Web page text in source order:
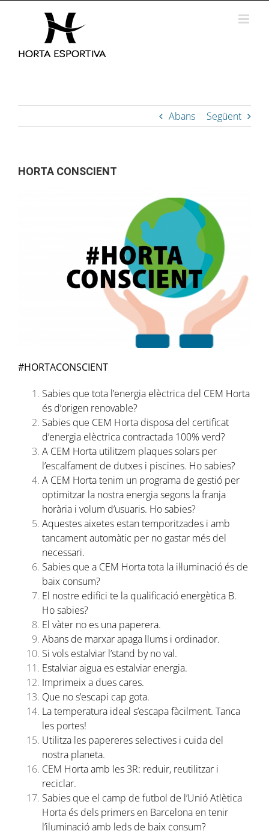
Abans Següent
HORTA CONSCIENT
#HORTACONSCIENT
Sabies que tota l’energia elèctrica del CEM Horta
és d’origen renovable?
Sabies que CEM Horta disposa del certificat
d’energia elèctrica contractada 100% verd?
A CEM Horta utilitzem plaques solars per
l’escalfament de dutxes i piscines. Ho sabies?
A CEM Horta tenim un programa de gestió per
optimitzar la nostra energia segons la franja
horària i volum d’usuaris. Ho sabies?
Aquestes aixetes estan temporitzades i amb
tancament automàtic per no gastar més del
necessari.
Sabies que a CEM Horta tota la il·luminació és de
baix consum?
El nostre edifici te la qualificació energètica B.
Ho sabies?
El vàter no es una paperera.
Abans de marxar apaga llums i ordinador.
Si vols estalviar l’stand by no val.
Estalviar aigua es estalviar energia.
Imprimeix a dues cares.
Que no s’escapi cap gota.
La temperatura ideal s’escapa fàcilment. Tanca
les portes!
Utilitza les papereres selectives i cuida del
nostra planeta.
CEM Horta amb les 3R: reduir, reutilitzar i
reciclar.
Sabies que el camp de futbol de l’Unió Atlètica
Horta és dels primers en Barcelona en tenir
l’iluminació amb leds de baix consum?